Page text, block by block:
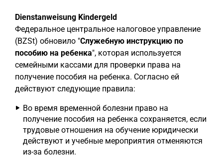
Dienstanweisung Kindergeld
Федеральное центральное налоговое управление
(BZSt) обновило "Служебную инструкцию по
пособию на ребенка", которая используется
семейными кассами для проверки права на
получение пособия на ребенка. Согласно ей
действуют следующие правила:
Во время временной болезни право на
получение пособия на ребенка сохраняется, если
трудовые отношения на обучение юридически
действуют и учебные мероприятия отменяются
из-за болезни.